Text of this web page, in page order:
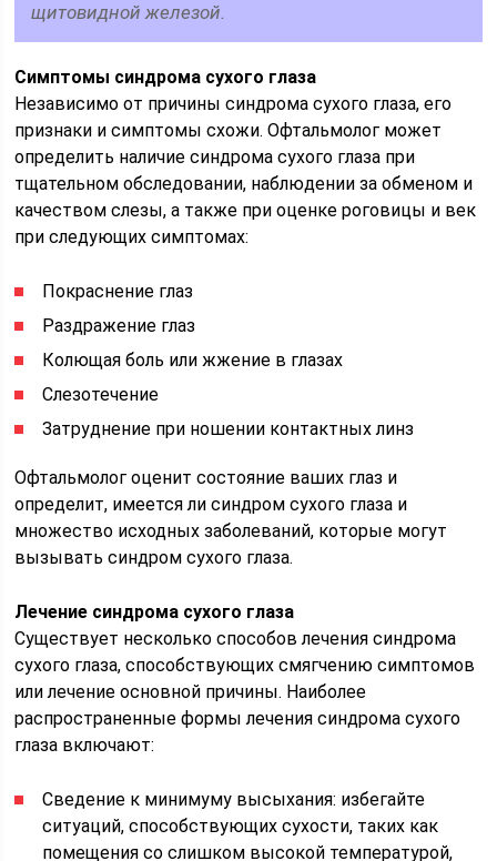
щитовидной железой.
Симптомы синдрома сухого глаза
Независимо от причины синдрома сухого глаза, его
признаки и симптомы схожи. Офтальмолог может
определить наличие синдрома сухого глаза при
тщательном обследовании, наблюдении за обменом и
качеством слезы, а также при оценке роговицы и век
при следующих симптомах:
Покраснение глаз
Раздражение глаз
Колющая боль или жжение в глазах
Слезотечение
Затруднение при ношении контактных линз
Офтальмолог оценит состояние ваших глаз и
определит, имеется ли синдром сухого глаза и
множество исходных заболеваний, которые могут
вызывать синдром сухого глаза.
Лечение синдрома сухого глаза
Существует несколько способов лечения синдрома
сухого глаза, способствующих смягчению симптомов
или лечение основной причины. Наиболее
распространенные формы лечения синдрома сухого
глаза включают:
Сведение к минимуму высыхания: избегайте
ситуаций, способствующих сухости, таких как
помещения со слишком высокой температурой,